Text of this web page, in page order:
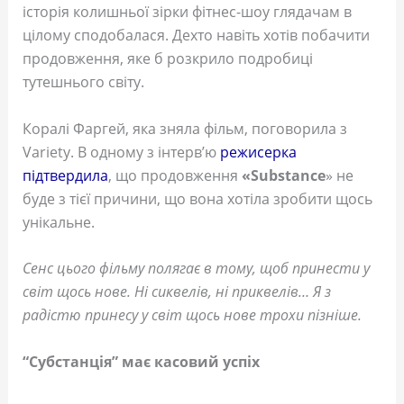
історія колишньої зірки фітнес-шоу глядачам в
цілому сподобалася. Дехто навіть хотів побачити
продовження, яке б розкрило подробиці
тутешнього світу.
Коралі Фаргей, яка зняла фільм, поговорила з
Variety. В одному з інтерв’ю режисерка
підтвердила, що продовження «Substance» не
буде з тієї причини, що вона хотіла зробити щось
унікальне.
Сенс цього фільму полягає в тому, щоб принести у
світ щось нове. Ні сиквелів, ні приквелів… Я з
радістю принесу у світ щось нове трохи пізніше.
“Субстанція” має касовий успіх